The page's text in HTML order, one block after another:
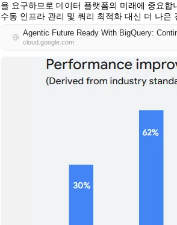
을 요구하므로 데이터 플랫폼의 미래에 중요
수동 인프라 관리 및 쿼리 최적화 대신 더 나
Agentic Future Ready With BigQuery:
cloud.google.com